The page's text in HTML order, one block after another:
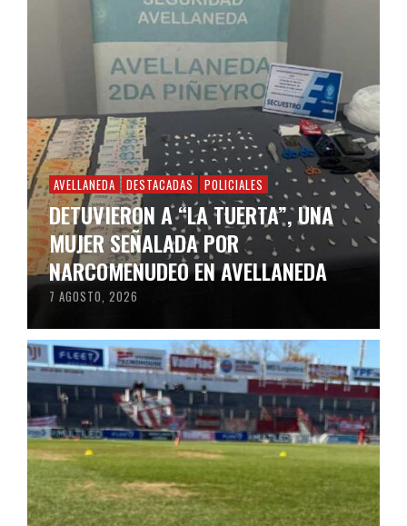
AVELLANEDA DESTACADAS POLICIALES
DETUVIERON A “LA TUERTA”, UNA
MUJER SEÑALADA POR
NARCOMENUDEO EN AVELLANEDA
7 AGOSTO, 2026